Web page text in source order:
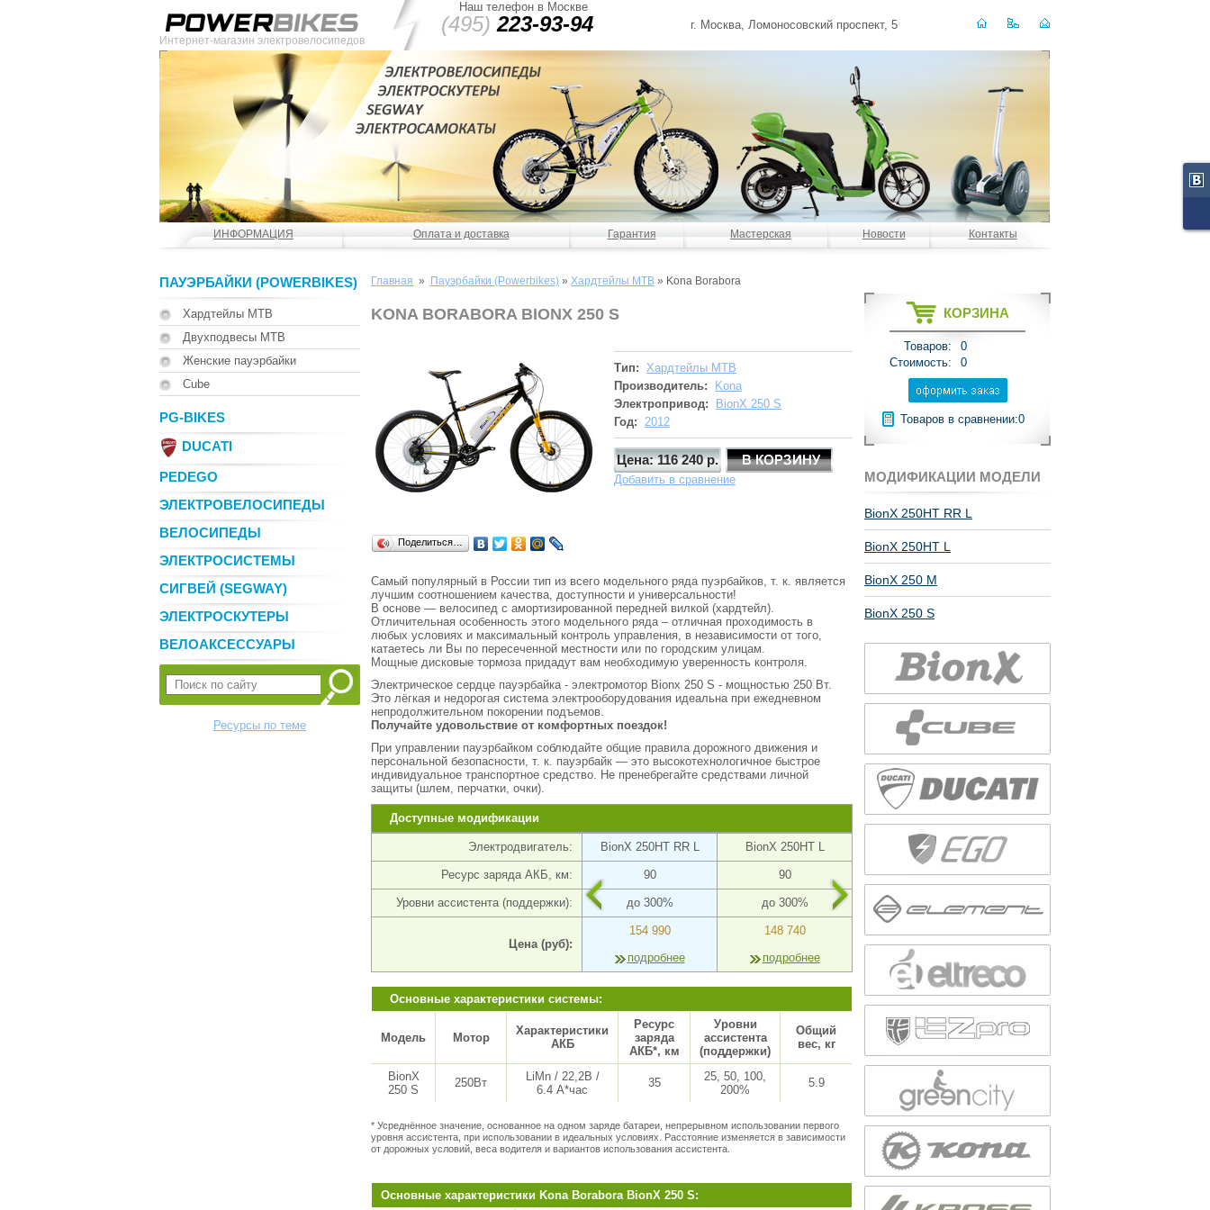
Интернет-магазин электровелосипедов
Наш телефон в Москве
(495) 223-93-94 г. Москва, Ломоносовский проспект, 5
ИНФОРМАЦИЯ Оплата и доставка Гарантия Мастерская Новости Контакты
ПАУЭРБАЙКИ (POWERBIKES)
Хардтейлы MTB
Двухподвесы MTB
Женские пауэрбайки
Cube
PG-BIKES
DUCATI
PEDEGO
ЭЛЕКТРОВЕЛОСИПЕДЫ
ВЕЛОСИПЕДЫ
ЭЛЕКТРОСИСТЕМЫ
СИГВЕЙ (SEGWAY)
ЭЛЕКТРОСКУТЕРЫ
ВЕЛОАКСЕССУАРЫ
Ресурсы по теме
КОРЗИНА
Товаров:
0
Стоимость:
0
Товаров в сравнении:0
МОДИФИКАЦИИ МОДЕЛИ
BionX 250HT RR L
BionX 250HT L
BionX 250 M
BionX 250 S
Главная » Пауэрбайки (Powerbikes) » Хардтейлы MTB » Kona Borabora
KONA BORABORA BIONX 250 S
Поделиться…
Тип: Хардтейлы MTB
Производитель:
Kona
Электропривод:
BionX 250 S
Год: 2012
Цена: 116 240 р.
Добавить в сравнение
Самый популярный в России тип из всего модельного ряда пуэрбайков, т. к. является
лучшим соотношением качества, доступности и универсальности!
В основе — велосипед с амортизированной передней вилкой (хардтейл).
Отличительная особенность этого модельного ряда – отличная проходимость в
любых условиях и максимальный контроль управления, в независимости от того,
катаетесь ли Вы по пересеченной местности или по городским улицам.
Мощные дисковые тормоза придадут вам необходимую уверенность контроля.
Электрическое сердце пауэрбайка - электромотор Bionx 250 S - мощностью 250 Вт.
Это лёгкая и недорогая система электрооборудования идеальна при ежедневном
непродолжительном покорении подъемов.
Получайте удовольствие от комфортных поездок!
При управлении пауэрбайком соблюдайте общие правила дорожного движения и
персональной безопасности, т. к. пауэрбайк — это высокотехнологичное быстрое
индивидуальное транспортное средство. Не пренебрегайте средствами личной
защиты (шлем, перчатки, очки).
Доступные модификации
Электродвигатель:
Ресурс заряда АКБ, км:
Уровни ассистента (поддержки):
Цена (руб):
BionX 250HT RR L
90
до 300%
154 990
подробнее
BionX 250HT L
90
до 300%
148 740
подробнее
BionX 250 M
65
до 200%
подробнее
35
Основные характеристики системы:
Модель Мотор
Характеристики
АКБ
Ресурс
заряда
АКБ*, км
Уровни
ассистента
(поддержки)
Общий
вес, кг
BionX
250 S
250Вт
LiMn / 22,2В /
6.4 А*час
35
25, 50, 100,
200%
5.9
* Усреднённое значение, основанное на одном заряде батареи, непрерывном использовании первого
уровня ассистента, при использовании в идеальных условиях. Расстояние изменяется в зависимости
от дорожных условий, веса водителя и вариантов использования ассистента.
Основные характеристики Kona Borabora BionX 250 S: